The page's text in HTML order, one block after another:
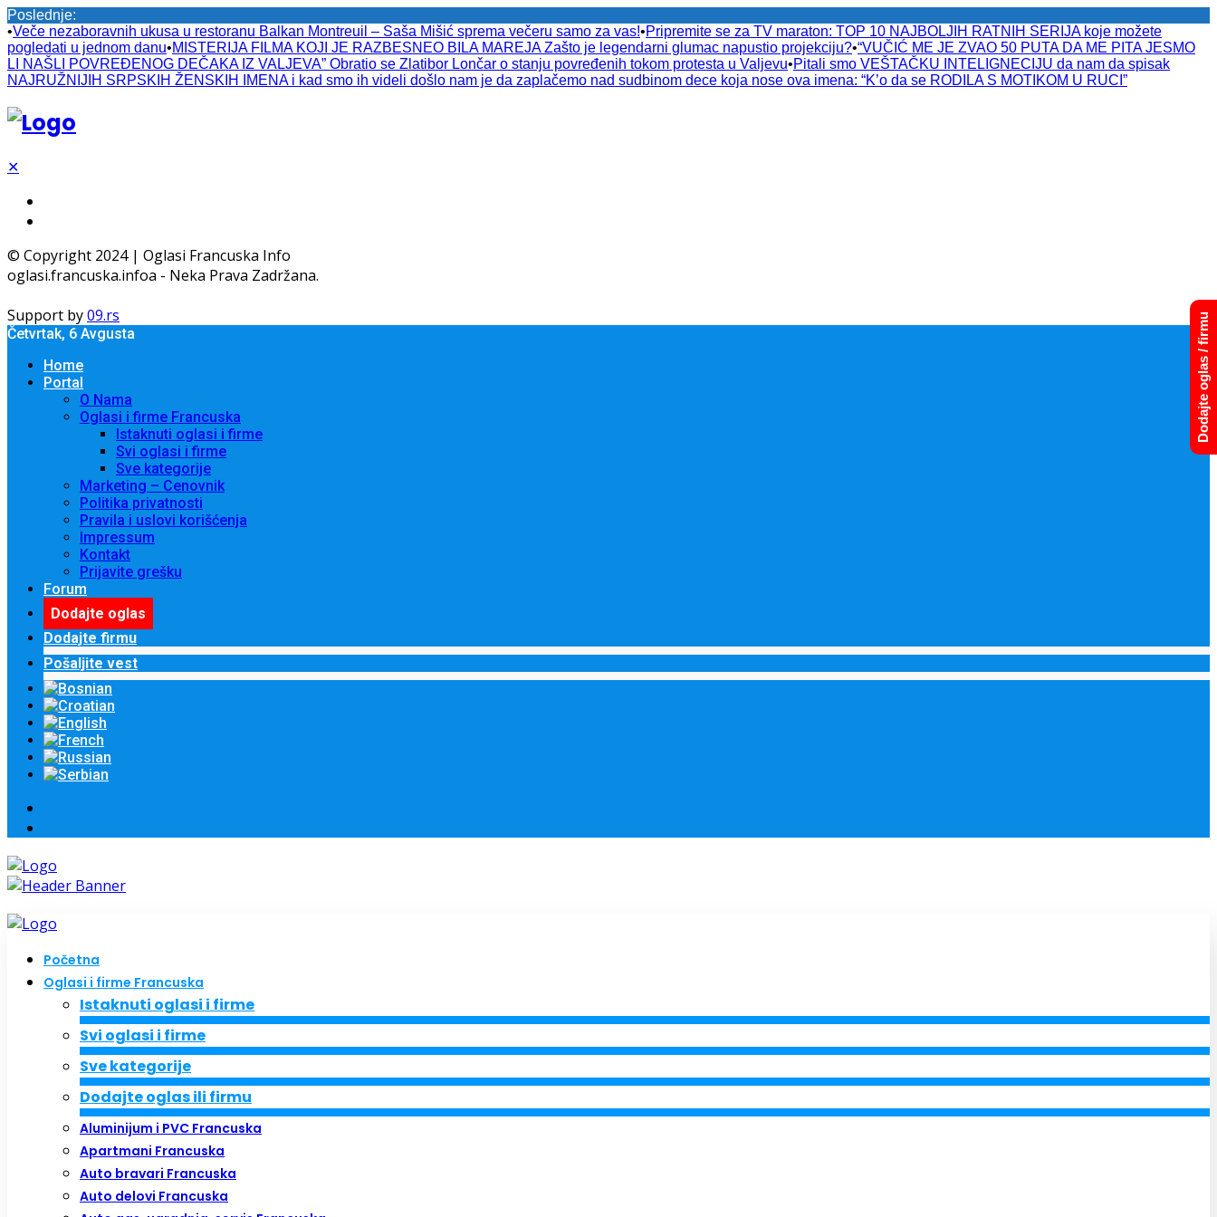
Poslednje:
•Veče nezaboravnih ukusa u restoranu Balkan Montreuil – Saša Mišić sprema večeru samo za vas!•Pripremite se za TV maraton: TOP 10 NAJBOLJIH RATNIH SERIJA koje možete
pogledati u jednom danu•MISTERIJA FILMA KOJI JE RAZBESNEO BILA MAREJA Zašto je legendarni glumac napustio projekciju?•“VUČIĆ ME JE ZVAO 50 PUTA DA ME PITA JESMO
LI NAŠLI POVREĐENOG DEČAKA IZ VALJEVA” Obratio se Zlatibor Lončar o stanju povređenih tokom protesta u Valjevu•Pitali smo VEŠTAČKU INTELIGNECIJU da nam da spisak
NAJRUŽNIJIH SRPSKIH ŽENSKIH IMENA i kad smo ih videli došlo nam je da zaplačemo nad sudbinom dece koja nose ova imena: “K’o da se RODILA S MOTIKOM U RUCI”
✕
© Copyright 2024 | Oglasi Francuska Info
oglasi.francuska.infoa - Neka Prava Zadržana.
Support by09.rs
Četvrtak, 6 Avgusta
Home
Portal
O Nama
Oglasi i firme Francuska
Istaknuti oglasi i firme
Svi oglasi i firme
Sve kategorije
Marketing – Cenovnik
Politika privatnosti
Pravila i uslovi korišćenja
Impressum
Kontakt
Prijavite grešku
Forum
Dodajte oglas
Dodajte firmu
Pošaljite vest
Početna
Oglasi i firme Francuska
Istaknuti oglasi i firme
Svi oglasi i firme
Sve kategorije
Dodajte oglas ili firmu
Aluminijum i PVC Francuska
Apartmani Francuska
Auto bravari Francuska
Auto delovi Francuska
Dodajte oglas / firmu